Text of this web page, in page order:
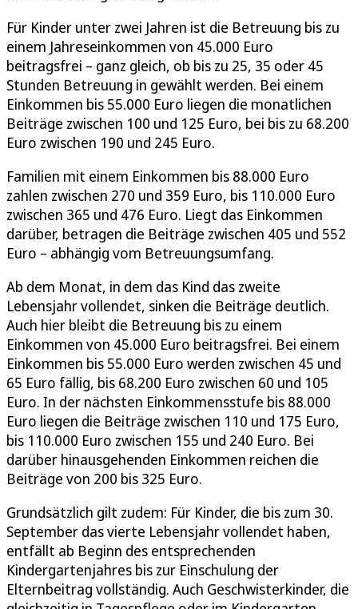
Für Kinder unter zwei Jahren ist die Betreuung bis zu
einem Jahreseinkommen von 45.000 Euro
beitragsfrei – ganz gleich, ob bis zu 25, 35 oder 45
Stunden Betreuung in gewählt werden. Bei einem
Einkommen bis 55.000 Euro liegen die monatlichen
Beiträge zwischen 100 und 125 Euro, bei bis zu 68.200
Euro zwischen 190 und 245 Euro.
Familien mit einem Einkommen bis 88.000 Euro
zahlen zwischen 270 und 359 Euro, bis 110.000 Euro
zwischen 365 und 476 Euro. Liegt das Einkommen
darüber, betragen die Beiträge zwischen 405 und 552
Euro – abhängig vom Betreuungsumfang.
Ab dem Monat, in dem das Kind das zweite
Lebensjahr vollendet, sinken die Beiträge deutlich.
Auch hier bleibt die Betreuung bis zu einem
Einkommen von 45.000 Euro beitragsfrei. Bei einem
Einkommen bis 55.000 Euro werden zwischen 45 und
65 Euro fällig, bis 68.200 Euro zwischen 60 und 105
Euro. In der nächsten Einkommensstufe bis 88.000
Euro liegen die Beiträge zwischen 110 und 175 Euro,
bis 110.000 Euro zwischen 155 und 240 Euro. Bei
darüber hinausgehenden Einkommen reichen die
Beiträge von 200 bis 325 Euro.
Grundsätzlich gilt zudem: Für Kinder, die bis zum 30.
September das vierte Lebensjahr vollendet haben,
entfällt ab Beginn des entsprechenden
Kindergartenjahres bis zur Einschulung der
Elternbeitrag vollständig. Auch Geschwisterkinder, die